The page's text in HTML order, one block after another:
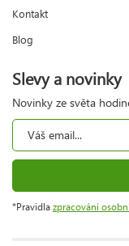
Kontakt
Blog
Slevy a novinky
Novinky ze světa
*Pravidla zpracování